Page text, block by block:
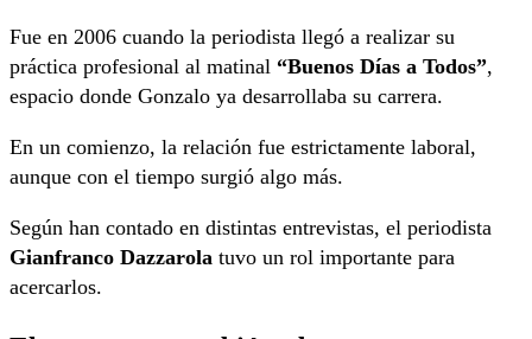
Fue en 2006 cuando la periodista llegó a realizar su
práctica profesional al matinal “Buenos Días a Todos”,
espacio donde Gonzalo ya desarrollaba su carrera.
En un comienzo, la relación fue estrictamente laboral,
aunque con el tiempo surgió algo más.
Según han contado en distintas entrevistas, el periodista
Gianfranco Dazzarola tuvo un rol importante para
acercarlos.